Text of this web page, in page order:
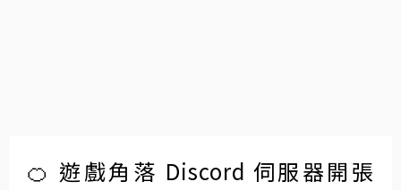
🍊 遊戲角落 Discord 伺服器開張